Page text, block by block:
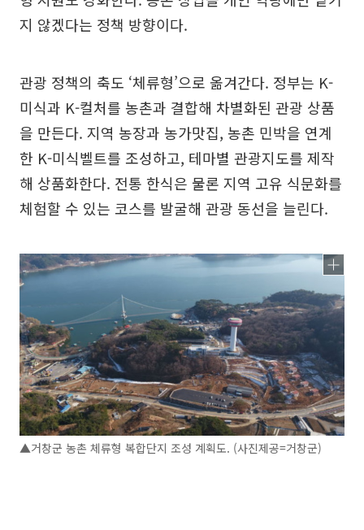
지 않겠다는 정책 방향이다.
관광 정책의 축도 ‘체류형’으로 옮겨간다. 정부는 K-
미식과 K-컬처를 농촌과 결합해 차별화된 관광 상품
을 만든다. 지역 농장과 농가맛집, 농촌 민박을 연계
한 K-미식벨트를 조성하고, 테마별 관광지도를 제작
해 상품화한다. 전통 한식은 물론 지역 고유 식문화를
체험할 수 있는 코스를 발굴해 관광 동선을 늘린다.
▲거창군 농촌 체류형 복합단지 조성 계획도. (사진제공=거창군)